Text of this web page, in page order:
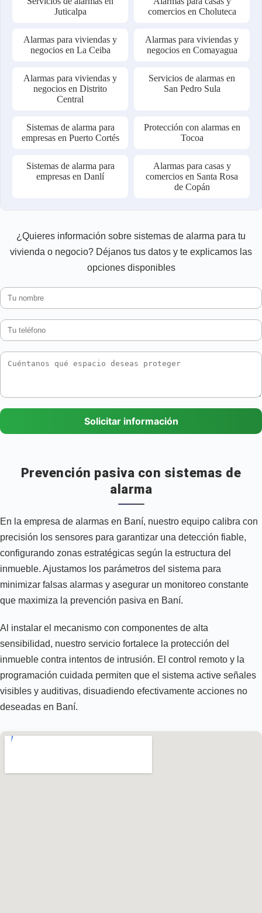
Juticalpa
comercios en Choluteca
Alarmas para viviendas y
negocios en La Ceiba
Alarmas para viviendas y
negocios en Comayagua
Alarmas para viviendas y
negocios en Distrito
Central
Servicios de alarmas en
San Pedro Sula
Sistemas de alarma para
empresas en Puerto Cortés
Protección con alarmas en
Tocoa
Sistemas de alarma para
empresas en Danlí
Alarmas para casas y
comercios en Santa Rosa
de Copán
¿Quieres información sobre sistemas de alarma para tu
vivienda o negocio? Déjanos tus datos y te explicamos las
opciones disponibles
Solicitar información
Prevención pasiva con sistemas de
alarma
En la empresa de alarmas en Baní, nuestro equipo calibra con
precisión los sensores para garantizar una detección fiable,
configurando zonas estratégicas según la estructura del
inmueble. Ajustamos los parámetros del sistema para
minimizar falsas alarmas y asegurar un monitoreo constante
que maximiza la prevención pasiva en Baní.
Al instalar el mecanismo con componentes de alta
sensibilidad, nuestro servicio fortalece la protección del
inmueble contra intentos de intrusión. El control remoto y la
programación cuidada permiten que el sistema active señales
visibles y auditivas, disuadiendo efectivamente acciones no
deseadas en Baní.